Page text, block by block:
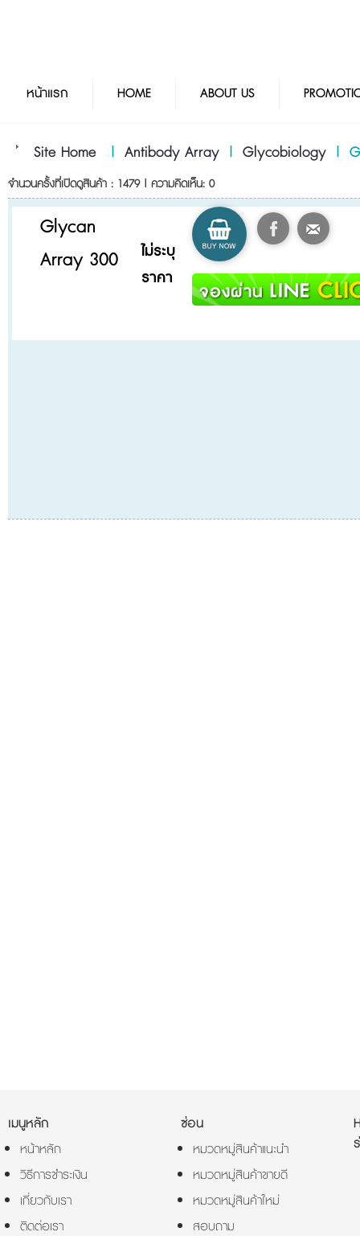
หน้าแรก HOME ABOUT US
Site Home | Antibody Array | Glycobiology |
จำนวนครั้งที่เปิดดูสินค้า : 1479 | ความคิดเห็น: 0
Glycan
Array 300
ไม่ระบุ
ราคา
เมนูหลัก
หน้าหลัก
วิธีการชำระเงิน
เกี่ยวกับเรา
ติดต่อเรา
ซ่อน
หมวดหมู่สินค้าแนะนำ
หมวดหมู่สินค้าขายดี
หมวดหมู่สินค้าใหม่
สอบถาม